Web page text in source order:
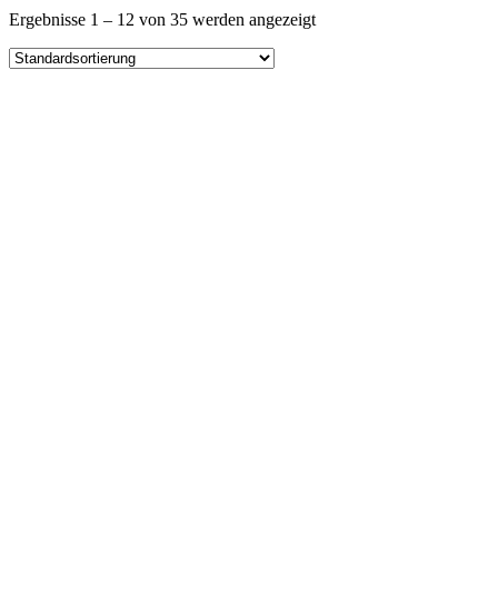
Ergebnisse 1 – 12 von 35 werden angezeigt